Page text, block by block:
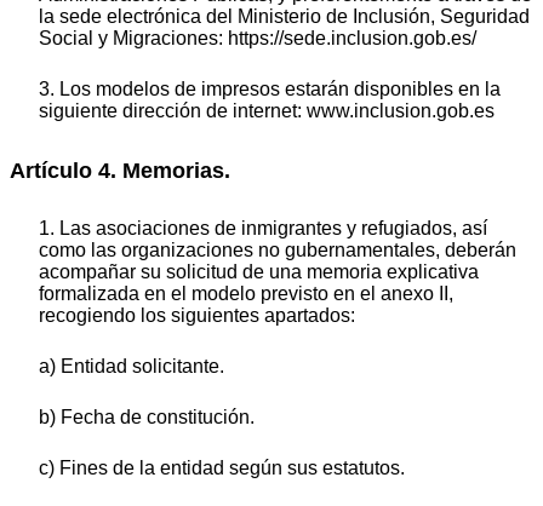
la sede electrónica del Ministerio de Inclusión, Seguridad
Social y Migraciones: https://sede.inclusion.gob.es/
3. Los modelos de impresos estarán disponibles en la
siguiente dirección de internet: www.inclusion.gob.es
Artículo 4. Memorias.
1. Las asociaciones de inmigrantes y refugiados, así
como las organizaciones no gubernamentales, deberán
acompañar su solicitud de una memoria explicativa
formalizada en el modelo previsto en el anexo II,
recogiendo los siguientes apartados:
a) Entidad solicitante.
b) Fecha de constitución.
c) Fines de la entidad según sus estatutos.